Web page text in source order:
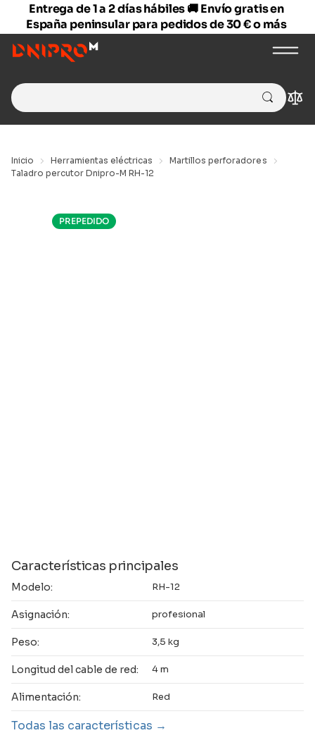
Entrega de 1 a 2 días hábiles 🚚 Envío gratis en
España peninsular para pedidos de 30 € o más
Search
for:
Inicio Herramientas eléctricas
Martillos perforadores
Taladro percutor Dnipro-M RH-12
PREPEDIDO
Características principales
Modelo: RH-12
Asignación: profesional
Peso: 3,5 kg
Longitud del cable de red: 4 m
Alimentación: Red
Todas las características